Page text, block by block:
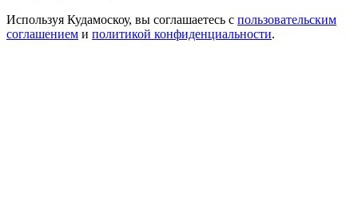
Используя Кудамоскоу, вы соглашаетесь с пользовательским
соглашением и политикой конфиденциальности.